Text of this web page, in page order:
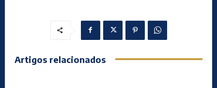
Artigos relacionados